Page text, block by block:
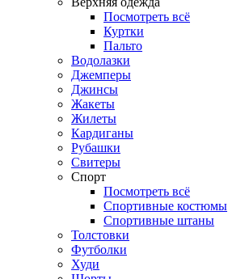
Посмотреть всё
Куртки
Пальто
Водолазки
Джемперы
Джинсы
Жакеты
Жилеты
Кардиганы
Рубашки
Свитеры
Спорт
Посмотреть всё
Спортивные костюмы
Спортивные штаны
Толстовки
Футболки
Худи